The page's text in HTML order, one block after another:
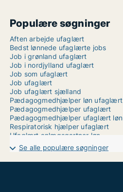
Populære søgninger
Aften arbejde ufaglært
Bedst lønnede ufaglærte jobs
Job i grønland ufaglært
Job i nordjylland ufaglært
Job som ufaglært
Job ufaglært
Job ufaglært sjælland
Pædagogmedhjælper løn ufaglært
Pædagogmedhjælper ufaglært
Pædagogmedhjælper ufaglært løn
Respiratorisk hjælper ufaglært
Ufaglært anlægsgartner løn
Ufaglært job albertslund
Ufaglært job herning
Ufaglært job odsherred
Se alle populære søgninger